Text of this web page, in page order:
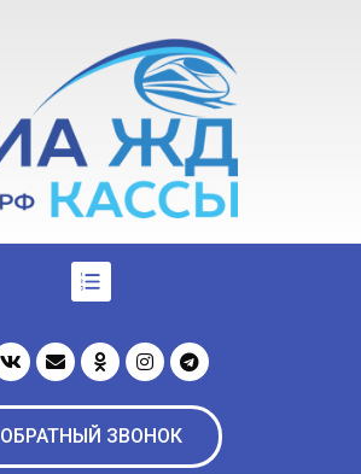
ОБРАТНЫЙ ЗВОНОК